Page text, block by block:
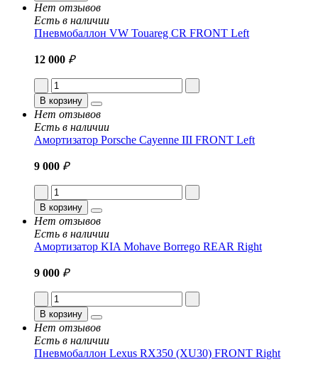
Нет отзывов
Есть в наличии
Пневмобаллон VW Touareg CR FRONT Left
12 000 ₽
В корзину
Нет отзывов
Есть в наличии
Амортизатор Porsche Cayenne III FRONT Left
9 000 ₽
В корзину
Нет отзывов
Есть в наличии
Амортизатор KIA Mohave Borrego REAR Right
9 000 ₽
В корзину
Нет отзывов
Есть в наличии
Пневмобаллон Lexus RX350 (XU30) FRONT Right